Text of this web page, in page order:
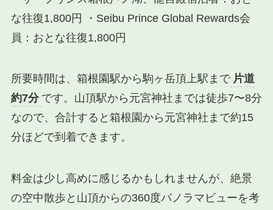
な往復1,800円 ・Seibu Prince Global Rewards会
員：おとな往復1,800円
所要時間は、箱根園駅から駒ヶ岳頂上駅まで 片道
約7分 です。山頂駅から元宮神社までは徒歩7〜8分
なので、合計すると箱根園から元宮神社まで約15
分ほどで到着できます。
料金は少し高めに感じるかもしれませんが、絶景
の空中散歩と山頂からの360度パノラマビューを考